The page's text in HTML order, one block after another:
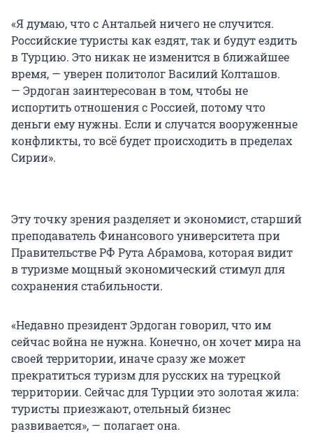
«Я думаю, что с Антальей ничего не случится.
Российские туристы как ездят, так и будут ездить
в Турцию. Это никак не изменится в ближайшее
время, — уверен политолог Василий Колташов.
— Эрдоган заинтересован в том, чтобы не
испортить отношения с Россией, потому что
деньги ему нужны. Если и случатся вооруженные
конфликты, то всё будет происходить в пределах
Сирии».
Эту точку зрения разделяет и экономист, старший
преподаватель Финансового университета при
Правительстве РФ Рута Абрамова, которая видит
в туризме мощный экономический стимул для
сохранения стабильности.
«Недавно президент Эрдоган говорил, что им
сейчас война не нужна. Конечно, он хочет мира на
своей территории, иначе сразу же может
прекратиться туризм для русских на турецкой
территории. Сейчас для Турции это золотая жила:
туристы приезжают, отельный бизнес
развивается», — полагает она.